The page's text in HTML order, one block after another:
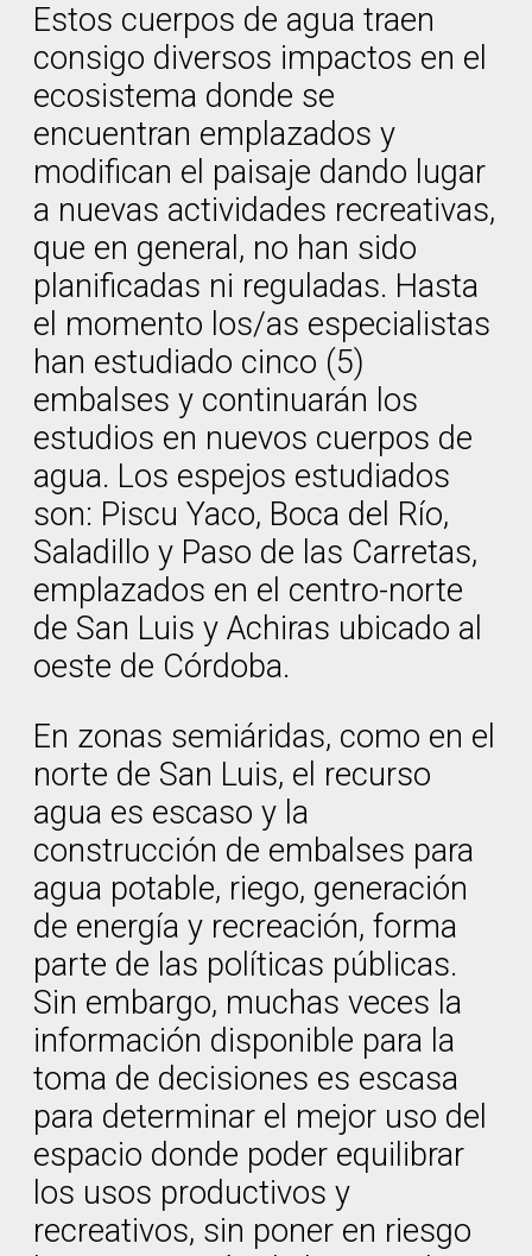
Estos cuerpos de agua traen
consigo diversos impactos en el
ecosistema donde se
encuentran emplazados y
modifican el paisaje dando lugar
a nuevas actividades recreativas,
que en general, no han sido
planificadas ni reguladas. Hasta
el momento los/as especialistas
han estudiado cinco (5)
embalses y continuarán los
estudios en nuevos cuerpos de
agua. Los espejos estudiados
son: Piscu Yaco, Boca del Río,
Saladillo y Paso de las Carretas,
emplazados en el centro-norte
de San Luis y Achiras ubicado al
oeste de Córdoba.
En zonas semiáridas, como en el
norte de San Luis, el recurso
agua es escaso y la
construcción de embalses para
agua potable, riego, generación
de energía y recreación, forma
parte de las políticas públicas.
Sin embargo, muchas veces la
información disponible para la
toma de decisiones es escasa
para determinar el mejor uso del
espacio donde poder equilibrar
los usos productivos y
recreativos, sin poner en riesgo